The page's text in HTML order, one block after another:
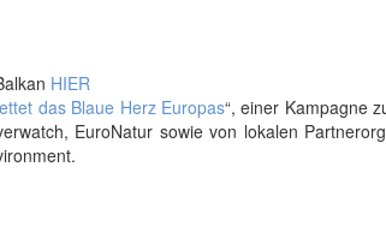
HIER
das Blaue Herz Europas“, einer Kampagne
EuroNatur sowie von lokalen